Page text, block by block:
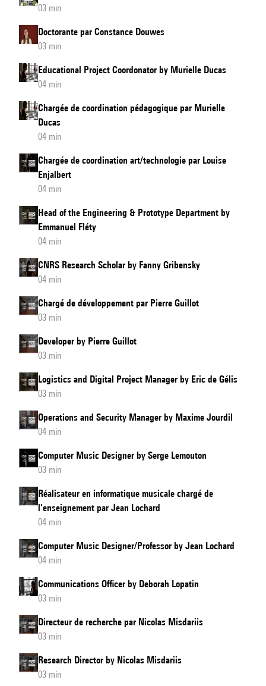
03 min
Doctorante par Constance Douwes
03 min
Educational Project Coordonator by Murielle Ducas
04 min
Chargée de coordination pédagogique par Murielle
Ducas
04 min
Chargée de coordination art/technologie par Louise
Enjalbert
04 min
Head of the Engineering & Prototype Department by
Emmanuel Fléty
04 min
CNRS Research Scholar by Fanny Gribensky
04 min
Chargé de développement par Pierre Guillot
03 min
Developer by Pierre Guillot
03 min
Logistics and Digital Project Manager by Eric de Gélis
03 min
Operations and Security Manager by Maxime Jourdil
04 min
Computer Music Designer by Serge Lemouton
03 min
Réalisateur en informatique musicale chargé de
l’enseignement par Jean Lochard
04 min
Computer Music Designer/Professor by Jean Lochard
04 min
Communications Officer by Deborah Lopatin
03 min
Directeur de recherche par Nicolas Misdariis
03 min
Research Director by Nicolas Misdariis
03 min